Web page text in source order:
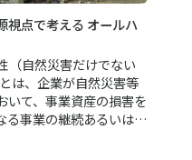
視点で考える オールハ
（自然災害だけでない
は、企業が自然災害等
いて、事業資産の損害を
る事業の継続あるいは…